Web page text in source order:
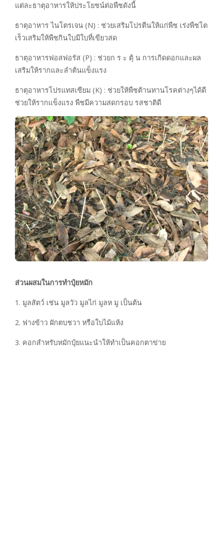
แต่ละธาตุอาหารให้ประโยชน์ต่อพืชดังนี้
ธาตุอาหาร ไนโตรเจน (N) : ช่วยเสริมโปรตีนให้แก่พืช เร่งพืชโต
เร็วเสริมให้พืชกินใบมีใบที่เขียวสด
ธาตุอาหารฟอสฟอรัส (P) : ช่วยก ร ะ ตุ้ น การเกิดดอกและผล
เสริมให้รากและลำต้นแข็งแรง
ธาตุอาหารโปรแทสเซียม (K) : ช่วยให้พืชต้านทานโรคต่างๆได้ดี
ช่วยให้รากแข็งแรง พืชมีความสดกรอบ รสชาติดี
ส่วนผสมในการทำปุ๋ยหมัก
1. มูลสัตว์ เช่น มูลวัว มูลไก่ มูลห มู เป็นต้น
2. ฟางข้าว ผักตบชวา หรือใบไม้แห้ง
3. คอกสำหรับหมักปุ๋ยแนะนำให้ทำเป็นคอกตาข่าย